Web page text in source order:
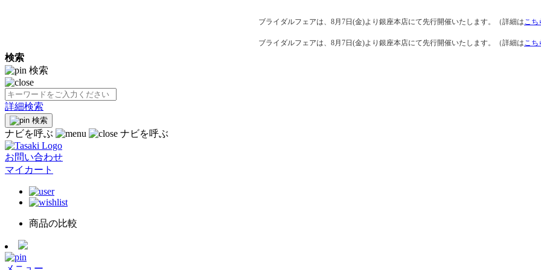
ブライダルフェアは、8月7日(金)より銀座本店にて先行開催いたします。（詳細はこち
ブライダルフェアは、8月7日(金)より銀座本店にて先行開催いたします。（詳細はこち
検索
検索
詳細検索
検索
ナビを呼ぶ ナビを呼ぶ
お問い合わせ
マイカート
商品の比較